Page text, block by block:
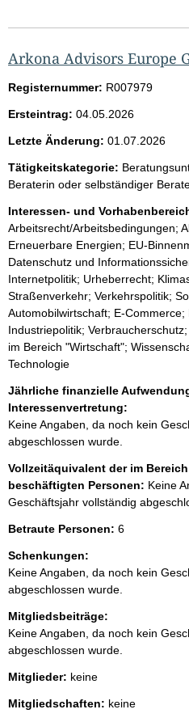
Arkona Advisors Europe
Registernummer: R007979
Ersteintrag: 04.05.2026
Letzte Änderung: 01.07.2026
Tätigkeitskategorie:
Beraterin oder selbständiger
Interessen- und
Arbeitsrecht/Arbeitsbedingungen;
Erneuerbare Energien; EU-
Datenschutz und
Internetpolitik; Urheberrecht;
Straßenverkehr; Verkehrspolitik;
Automobilwirtschaft; E-
Industriepolitik;
im Bereich "Wirtschaft";
Technologie
Jährliche finanzielle
Interessenvertretung:
Keine Angaben, da noch kein
abgeschlossen wurde.
Vollzeitäquivalent der im
beschäftigten Personen: Keine
Geschäftsjahr vollständig
Betraute Personen: 6
Schenkungen:
Keine Angaben, da noch kein
abgeschlossen wurde.
Mitgliedsbeiträge:
Keine Angaben, da noch kein
abgeschlossen wurde.
Mitglieder: keine
Mitgliedschaften: keine